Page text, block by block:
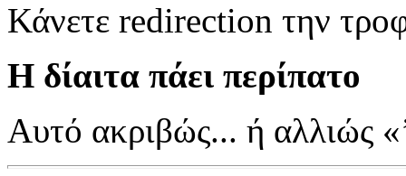
Κάνετε redirection την
Η δίαιτα πάει περίπατο
Αυτό ακριβώς... ή αλλιώς